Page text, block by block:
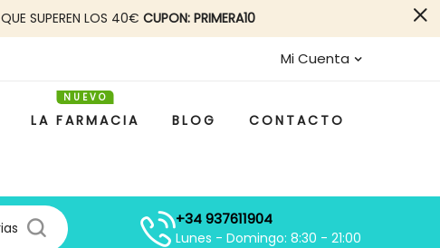
SUPEREN LOS 40€ CUPON: PRIMERA10
Mi Cuenta
LA FARMACIA BLOG CONTACTO
+34 937611904
Lunes - Domingo: 8:30 - 21:00